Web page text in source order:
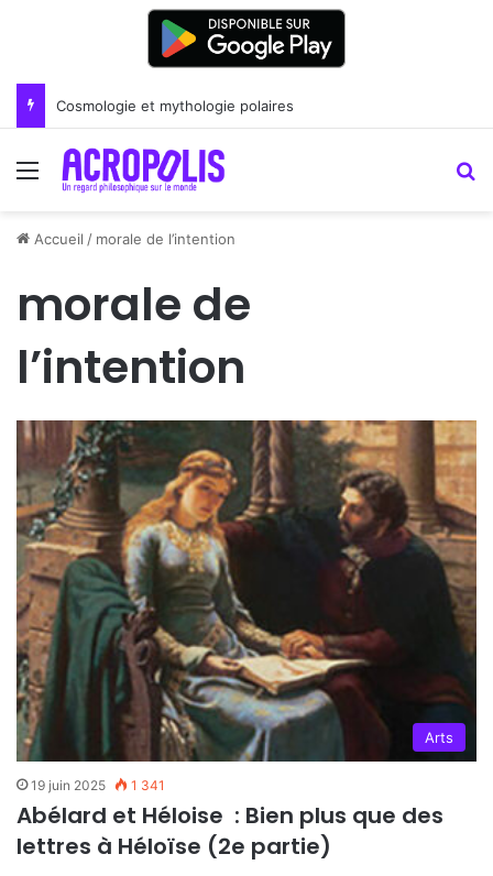
Cosmologie et mythologie polaires
Menu
Accueil / morale de l’intention
morale de
l’intention
Arts
19 juin 2025 1 341
Abélard et Héloise : Bien plus que des
lettres à Héloïse (2e partie)